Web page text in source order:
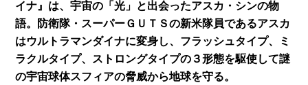
イナ』は、宇宙の「光」と出会ったアスカ・シンの物
語。防衛隊・スーパーＧＵＴＳの新米隊員であるアスカ
はウルトラマンダイナに変身し、フラッシュタイプ、ミ
ラクルタイプ、ストロングタイプの３形態を駆使して謎
の宇宙球体スフィアの脅威から地球を守る。